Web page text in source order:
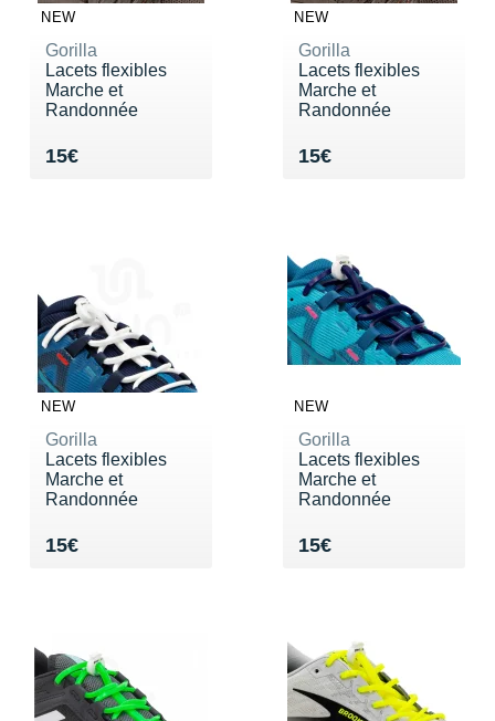
NEW
Gorilla
Lacets flexibles
Marche et
Randonnée
15€
Vendu 15€
NEW
Gorilla
Lacets flexibles
Marche et
Randonnée
15€
Vendu 15€
NEW
Gorilla
Lacets flexibles
Marche et
Randonnée
15€
Vendu 15€
NEW
Gorilla
Lacets flexibles
Marche et
Randonnée
15€
Vendu 15€